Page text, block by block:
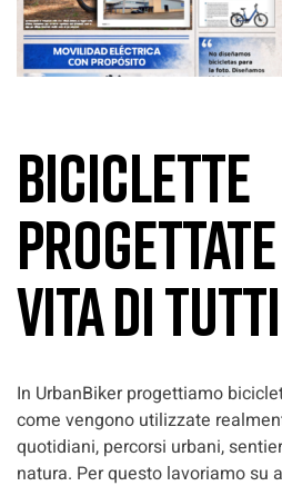
Biciclette
vita di
In UrbanBiker progettiamo
come vengono utilizzate
quotidiani, percorsi urbani,
natura. Per questo lavoriamo su